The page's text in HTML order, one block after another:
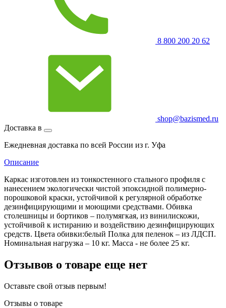
8 800 200 20 62
shop@bazismed.ru
Доставка в
Ежедневная доставка по всей России из г. Уфа
Описание
Каркас изготовлен из тонкостенного стального профиля с
нанесением экологически чистой эпоксидной полимерно-
порошковой краски, устойчивой к регулярной обработке
дезинфицирующими и моющими средствами. Обивка
столешницы и бортиков – полумягкая, из винилискожи,
устойчивой к истиранию и воздействию дезинфицирующих
средств. Цвета обивки:белый Полка для пеленок – из ЛДСП.
Номинальная нагрузка – 10 кг. Масса - не более 25 кг.
Отзывов о товаре еще нет
Оставьте свой отзыв первым!
Отзывы о товаре